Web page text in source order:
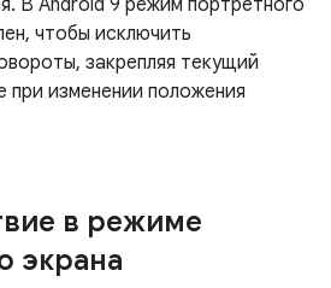
В Android 9 режим портретного
чтобы исключить
закрепляя текущий
при изменении положения
в режиме
экрана